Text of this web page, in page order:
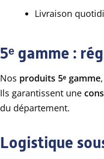
Livraison
5ᵉ gamme :
Nos produits 5ᵉ gamme
Ils garantissent une
du département.
Logistique